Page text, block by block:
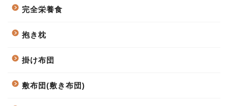
完全栄養食
抱き枕
掛け布団
敷布団(敷き布団)